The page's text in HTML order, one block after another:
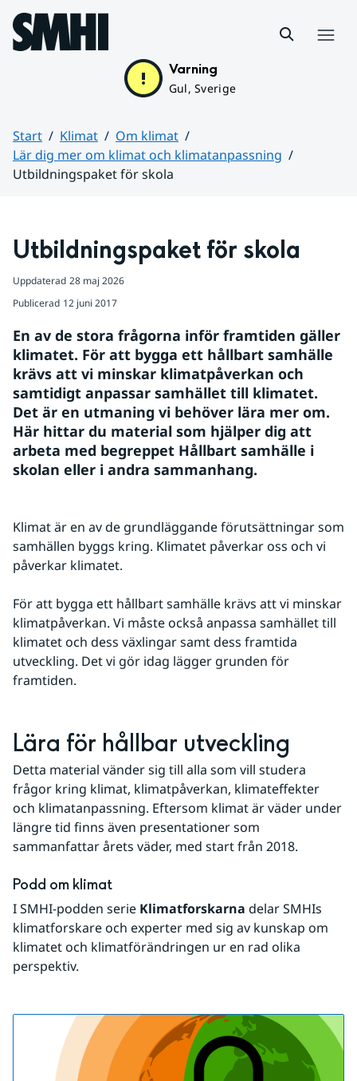
Hoppa till sidans innehåll
Varning
Gul, Sverige
Start Klimat
Om klimat
Lär dig mer om klimat och klimatanpassning
Utbildningspaket för skola
Utbildningspaket för skola
Uppdaterad 28 maj 2026
Publicerad 12 juni 2017
En av de stora frågorna inför framtiden gäller
klimatet. För att bygga ett hållbart samhälle
krävs att vi minskar klimatpåverkan och
samtidigt anpassar samhället till klimatet.
Det är en utmaning vi behöver lära mer om.
Här hittar du material som hjälper dig att
arbeta med begreppet Hållbart samhälle i
skolan eller i andra sammanhang.
Klimat är en av de grundläggande förutsättningar som
samhällen byggs kring. Klimatet påverkar oss och vi
påverkar klimatet.
För att bygga ett hållbart samhälle krävs att vi minskar
klimatpåverkan. Vi måste också anpassa samhället till
klimatet och dess växlingar samt dess framtida
utveckling. Det vi gör idag lägger grunden för
framtiden.
Lära för hållbar utveckling
Detta material vänder sig till alla som vill studera
frågor kring klimat, klimatpåverkan, klimateffekter
och klimatanpassning. Eftersom klimat är väder under
längre tid finns även presentationer som
sammanfattar årets väder, med start från 2018.
Podd om klimat
I SMHI-podden serie Klimatforskarna delar SMHIs
klimatforskare och experter med sig av kunskap om
klimatet och klimatförändringen ur en rad olika
perspektiv.